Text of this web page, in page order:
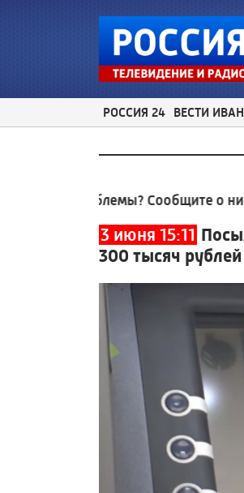
РОССИЯ 24 ВЕСТИ
Сообщите о них! Номер
3 июня 15:11
300 тысяч рублей